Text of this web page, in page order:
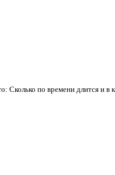
по времени длится и в